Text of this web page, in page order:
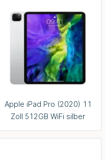
Apple iPad Pro (2020) 11
Zoll 512GB WiFi silber